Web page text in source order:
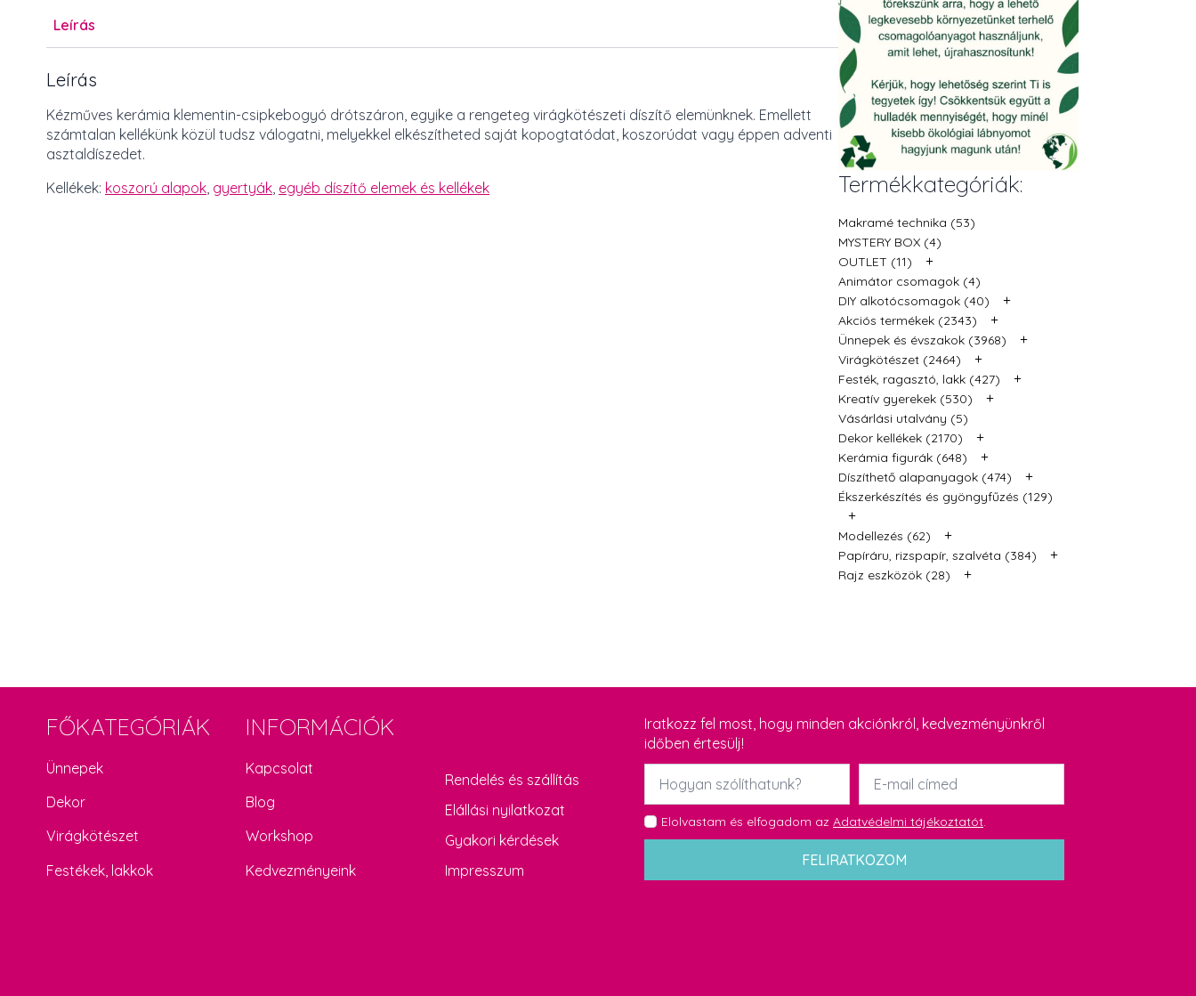
Leírás
Leírás
Kézműves kerámia klementin-csipkebogyó drótszáron, egyike a rengeteg virágkötészeti díszítő elemünknek. Emellett
számtalan kellékünk közül tudsz válogatni, melyekkel elkészítheted saját kopogtatódat, koszorúdat vagy éppen adventi
asztaldíszedet.
Kellékek: koszorú alapok gyertyák egyéb díszítő elemek és kellékek Termékkategóriák:
Makramé technika (53)
MYSTERY BOX (4)
OUTLET (11)
+
Animátor csomagok (4)
DIY alkotócsomagok (40)
+
Akciós termékek (2343) +
Ünnepek és évszakok (3968) +
Virágkötészet (2464) +
Festék, ragasztó, lakk (427) +
Kreatív gyerekek (530) +
Vásárlási utalvány (5)
Dekor kellékek (2170)
+
Kerámia figurák (648) +
Díszíthető alapanyagok (474) +
Ékszerkészítés és gyöngyfűzés (129)
+
Modellezés (62) +
Papíráru, rizspapír, szalvéta (384) +
Rajz eszközök (28) +
FŐKATEGÓRIÁK
Ünnepek
Dekor
Virágkötészet
Festékek, lakkok
INFORMÁCIÓK
Kapcsolat
Blog
Workshop
Kedvezményeink
Rendelés és szállítás
Elállási nyilatkozat
Gyakori kérdések
Impresszum
Iratkozz fel most, hogy minden akciónkról, kedvezményünkről
időben értesülj!
Név
Email
GDPR
*
Elolvastam és elfogadom az Adatvédelmi tájékoztatót
FELIRATKOZOM